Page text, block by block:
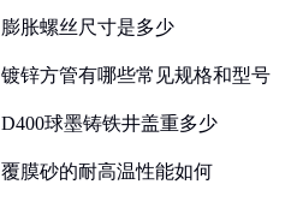
膨胀螺丝尺寸是多少
镀锌方管有哪些常见规格和型号
D400球墨铸铁井盖重多少
覆膜砂的耐高温性能如何